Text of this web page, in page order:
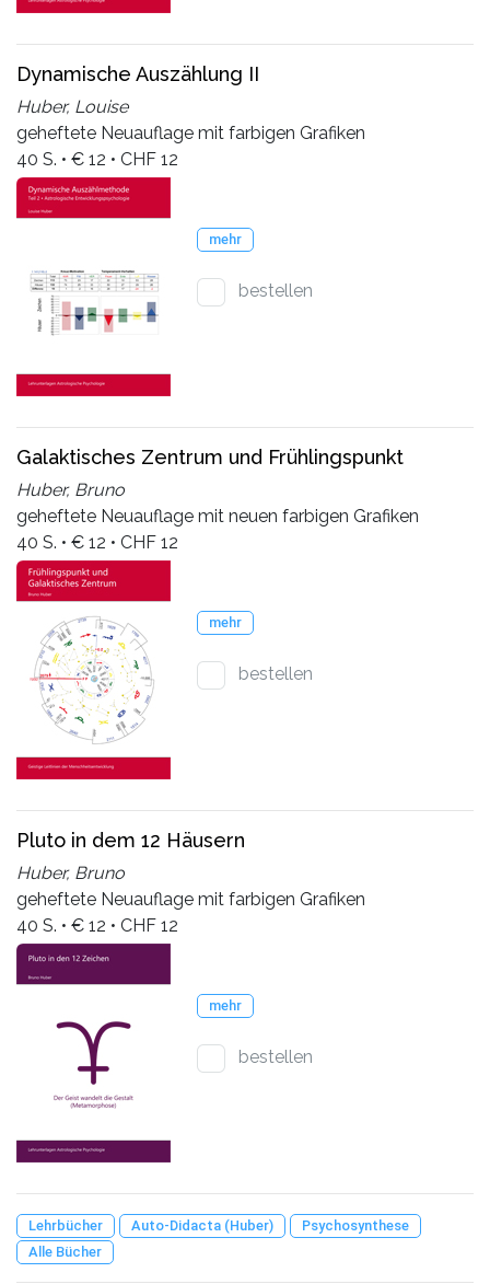
Dynamische Auszählung II
Huber, Louise
geheftete Neuauflage mit farbigen Grafiken
40 S. • € 12 • CHF 12
mehr
bestellen
Galaktisches Zentrum und Frühlingspunkt
Huber, Bruno
geheftete Neuauflage mit neuen farbigen Grafiken
40 S. • € 12 • CHF 12
mehr
bestellen
Pluto in dem 12 Häusern
Huber, Bruno
geheftete Neuauflage mit farbigen Grafiken
40 S. • € 12 • CHF 12
mehr
bestellen
Lehrbücher Auto-Didacta (Huber)
Psychosynthese
Alle Bücher